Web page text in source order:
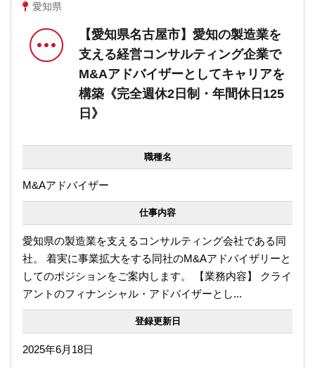
愛知県
【愛知県名古屋市】愛知の製造業を
支える経営コンサルティング企業で
M&Aアドバイザーとしてキャリアを
構築《完全週休2日制・年間休日125
日》
職種名
M&Aアドバイザー
仕事内容
愛知県の製造業を支えるコンサルティング会社である同
社。 着実に事業拡大をする同社のM&Aアドバイザリーと
してのポジションをご案内します。 【業務内容】 クライ
アントのフィナンシャル・アドバイザーとし...
登録更新日
2025年6月18日